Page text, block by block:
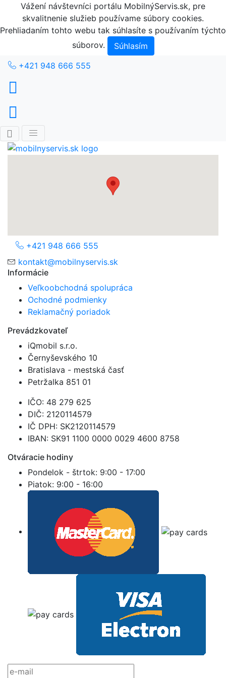
Vážení návštevníci portálu MobilnýServis.sk, pre
skvalitnenie služieb používame súbory cookies.
Prehliadaním tohto webu tak súhlasíte s používaním týchto
súborov.
Súhlasím
+421 948 666 555
+421 948 666 555
kontakt@mobilnyservis.sk
Informácie
Veľkoobchodná spolupráca
Ochodné podmienky
Reklamačný poriadok
Prevádzkovateľ
iQmobil s.r.o.
Černyševského 10
Bratislava - mestská časť
Petržalka 851 01
IČO: 48 279 625
DIČ: 2120114579
IČ DPH: SK2120114579
IBAN: SK91 1100 0000 0029 4600 8758
Otváracie hodiny
Pondelok - štrtok: 9:00 - 17:00
Piatok: 9:00 - 16:00